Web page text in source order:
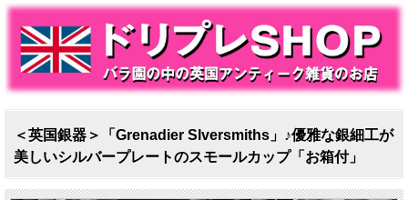
＜英国銀器＞「Grenadier Slversmiths」♪優雅な銀細工が
美しいシルバープレートのスモールカップ「お箱付」